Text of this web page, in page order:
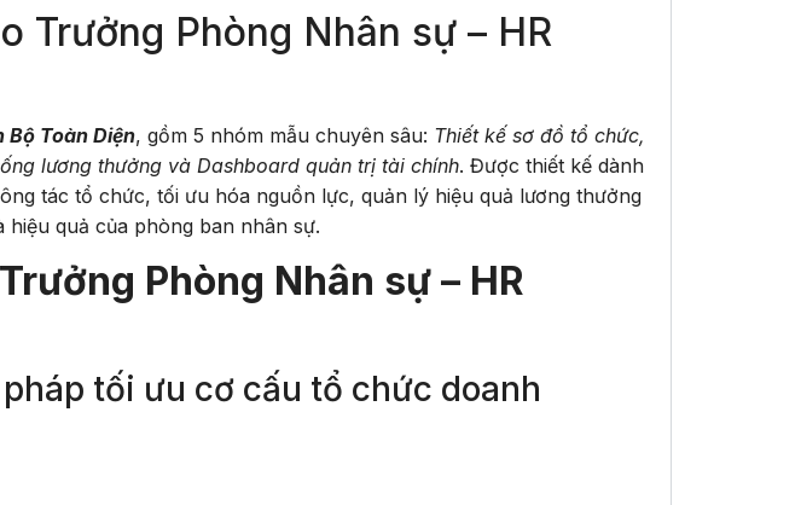
Trưởng Phòng Nhân sự – HR
Bộ Toàn Diện, gồm 5 nhóm mẫu chuyên sâu: Thiết kế sơ đồ tổ chức,
lương thưởng và Dashboard quản trị tài chính. Được thiết kế dành
tác tổ chức, tối ưu hóa nguồn lực, quản lý hiệu quả lương thưởng
quả của phòng ban nhân sự.
Phòng Nhân sự – HR
tối ưu cơ cấu tổ chức doanh